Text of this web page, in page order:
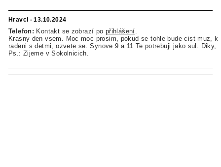
Hravci - 13.10.2024
Telefon: Kontakt se zobrazí po přihlášení
Krasny den vsem. Moc moc prosim, pokud se tohle bude cist muz,
radeni s detmi, ozvete se. Synove 9 a 11 Te potrebuji jako sul. Diky,
Ps.: Zijeme v Sokolnicich.